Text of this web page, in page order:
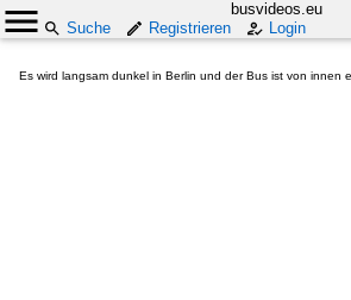
busvideos.eu
Suche
Registrieren Login
Es wird langsam dunkel in Berlin und der Bus ist von innen